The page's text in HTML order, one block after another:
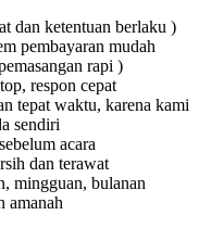
dan ketentuan berlaku )
pembayaran mudah
rapi )
respon cepat
tepat waktu, karena kami
sendiri
acara
dan terawat
mingguan, bulanan
amanah